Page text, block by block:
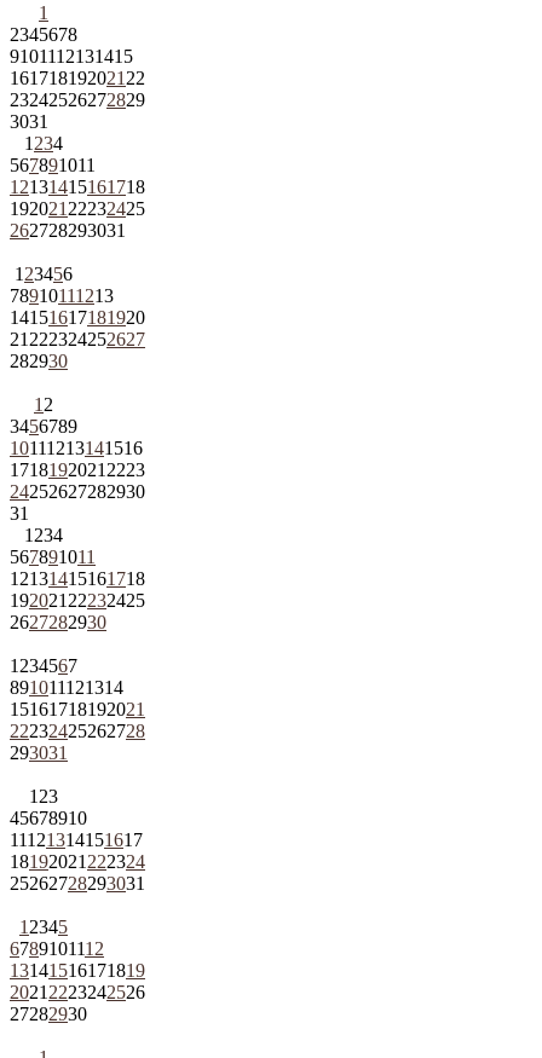
1
2345678
9101112131415
161718192021 22
23242526272829
3031
1 234
567891011
12131415161718
192021 22232425
262728293031
1 23456
78910111213
14151617181920
21 222324252627
282930
1 2
3456789
10111213141516
1718192021 2223
24252627282930
31
1 234
567891011
12131415161718
192021 22232425
2627282930
1 234567
891011121314
15161718192021
22232425262728
293031
1 23
45678910
11121314151617
18192021 222324
25262728293031
1 2345
6789101112
13141516171819
2021 2223242526
27282930